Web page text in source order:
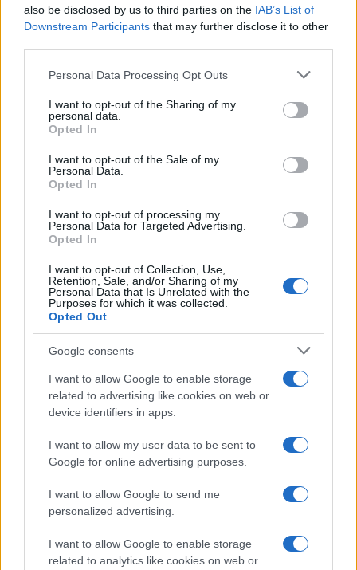
also be disclosed by us to third parties on the IAB’s List of
Downstream Participants that may further disclose it to other
Please note that this website/app uses one or more Google
not limited to your visit or usage behaviour. You may click to
grant or deny consent to Google and its third-party tags to
use your data for below specified purposes in below Google
consent section.
Personal Data Processing Opt Outs
I want to opt-out of the Sharing of my
personal data.
Opted In
I want to opt-out of the Sale of my
Personal Data.
Opted In
I want to opt-out of processing my
Personal Data for Targeted Advertising.
Opted In
I want to opt-out of Collection, Use,
Retention, Sale, and/or Sharing of my
Personal Data that Is Unrelated with the
Purposes for which it was collected.
Opted Out
Google consents
I want to allow Google to enable storage
related to advertising like cookies on web or
device identifiers in apps.
I want to allow my user data to be sent to
Google for online advertising purposes.
I want to allow Google to send me
personalized advertising.
I want to allow Google to enable storage
related to analytics like cookies on web or
Continua a leggere
NEWS